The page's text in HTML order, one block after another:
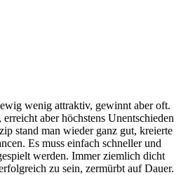
wenig attraktiv, gewinnt aber oft.
aber höchstens Unentschieden
stand man wieder ganz gut, kreierte
Es muss einfach schneller und
werden. Immer ziemlich dicht
zu sein, zermürbt auf Dauer.